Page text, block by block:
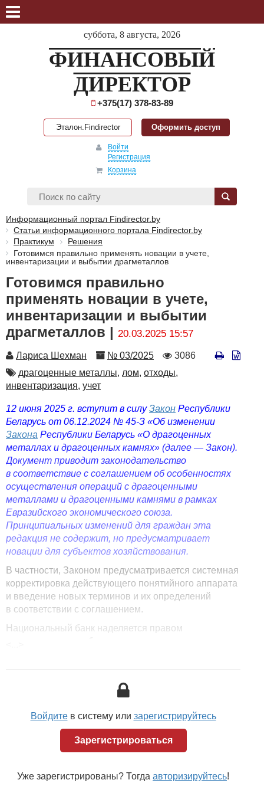
суббота, 8 августа, 2026
ФИНАНСОВЫЙ
ДИРЕКТОР
+375(17) 378-83-89
Эталон.Findirector Оформить доступ
Войти
Регистрация
Корзина
Информационный портал Findirector.by
Статьи информационного портала Findirector.by
Практикум
Решения
Готовимся правильно применять новации в учете,
инвентаризации и выбытии драгметаллов
Готовимся правильно
применять новации в учете,
инвентаризации и выбытии
драгметаллов | 20.03.2025 15:57
Автор
Лариса Шехман Номер
№ 03/2025
Количество
3086
Автор
драгоценные металлы, лом, отходы,
инвентаризация, учет
12 июня 2025 г. вступит в силуЗакон Республики
Беларусь от 06.12.2024 № 45-З «Об изменении
Закона Республики Беларусь «О драгоценных
металлах и драгоценных камнях» (далее — Закон).
Документ приводит законодательство
в соответствие с соглашением об особенностях
осуществления операций с драгоценными
металлами и драгоценными камнями в рамках
Евразийского экономического союза.
Принципиальных изменений для граждан эта
редакция не содержит, но предусматривает
новации для субъектов хозяйствования.
В частности, Законом предусматривается системная
корректировка действующего понятийного аппарата
и введение новых терминов и их определений
в соответствии с соглашением.
Национальный банк наделяется правом
Правительство совместно с Нацбанком наделено
правом определять порядок совершения операций
и расчетов с мерными слитками, произведенными
(бриллиантами).
что стоимость передаваемого или реализуемого
юрлицами и ИП имущества, содержащего
Войдитев систему или зарегистрируйтесь
Зарегистрироваться
Уже зарегистрированы? Тогда авторизируйтесь!